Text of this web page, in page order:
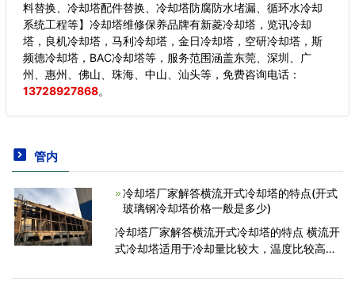
料替换、冷却塔配件替换、冷却塔防腐防水堵漏、循环水冷却
系统工程等】冷却塔维修保养品牌有新菱冷却塔，览讯冷却
塔，良机冷却塔，马利冷却塔，金日冷却塔，空研冷却塔，斯
频德冷却塔，BAC冷却塔等，服务范围涵盖东莞、深圳、广
州、惠州、佛山、珠海、中山、汕头等， 免费咨询电话：
13728927868。
管内
冷却塔厂家解答横流开式冷却塔的特点(开式
玻璃钢冷却塔价格一般是多少)
冷却塔厂家解答横流开式冷却塔的特点 横流开
式冷却塔适用于冷却量比较大，温度比较高
却塔厂家来谈谈横流开式冷却塔的特点： 1. 散